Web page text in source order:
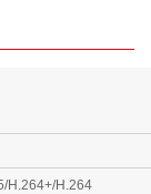
H.264+/H.264